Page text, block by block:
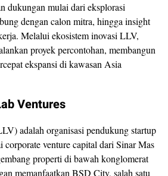
dukungan mulai dari eksplorasi
dengan calon mitra, hingga insight
Melalui ekosistem inovasi LLV,
proyek percontohan, membangun
ekspansi di kawasan Asia
Ventures
adalah organisasi pendukung startup
corporate venture capital dari Sinar Mas
properti di bawah konglomerat
memanfaatkan BSD City, salah satu